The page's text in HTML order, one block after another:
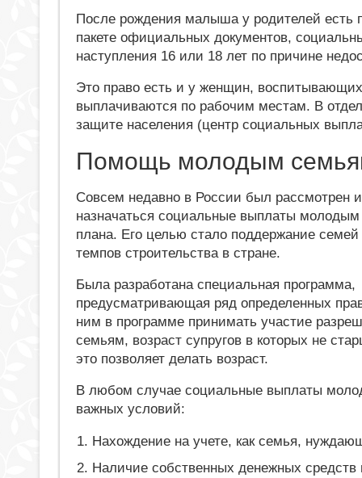
После рождения малыша у родителей есть
пакете официальных документов,
наступления 16 или 18 лет по причине
Это право есть и у женщин,
выплачиваются по рабочим местам. В
защите населения (центр социальных
Помощь молодым
Совсем недавно в России был рассмотрен
назначаться социальные выплаты
плана. Его целью стало поддержание
темпов строительства в стране.
Была разработана специальная программа,
предусматривающая ряд определенных
ним в программе принимать участие
семьям, возраст супругов в которых не
это позволяет делать возраст.
В любом случае социальные выплаты
важных условий:
Нахождение на учете, как семья,
Наличие собственных денежных